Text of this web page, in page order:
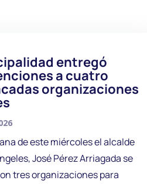
entregó
a cuatro
organizaciones
de este miércoles el alcalde
José Pérez Arriagada se
tres organizaciones para